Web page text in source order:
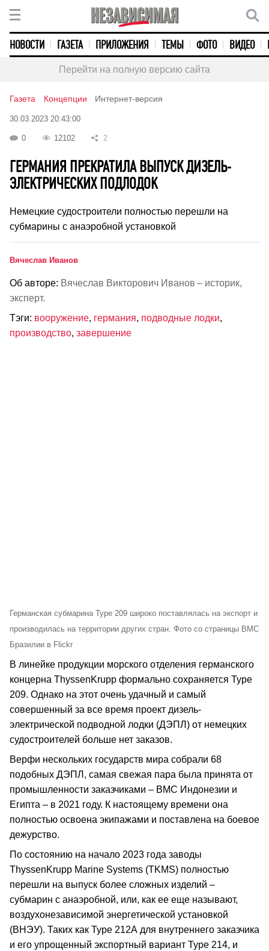
НОВОСТИ ГАЗЕТА ПРИЛОЖЕНИЯ ТЕМЫ ФОТО ВИДЕО
Перейти на полную версию сайта
Газета Концепции Интернет-версия
30.03.2023 20:43:00
0 12102 2
ГЕРМАНИЯ ПРЕКРАТИЛА ВЫПУСК ДИЗЕЛЬ-
ЭЛЕКТРИЧЕСКИХ ПОДЛОДОК
Немецкие судостроители полностью перешли на
субмарины с анаэробной установкой
Вячеслав Иванов
Об авторе: Вячеслав Викторович Иванов – историк,
эксперт.
Тэги: вооружение, германия, подводные лодки,
производство, завершение
Германская субмарина Type 209 широко поставлялась на экспорт и
производилась на территории других стран. Фото со страницы ВМС
Бразилии в Flickr
В линейке продукции морского отделения германского
концерна ThyssenKrupp формально сохраняется Type
209. Однако на этот очень удачный и самый
совершенный за все время проект дизель-
электрической подводной лодки (ДЭПЛ) от немецких
судостроителей больше нет заказов.
Верфи нескольких государств мира собрали 68
подобных ДЭПЛ, самая свежая пара была принята от
промышленности заказчиками – ВМС Индонезии и
Египта – в 2021 году. К настоящему времени она
полностью освоена экипажами и поставлена на боевое
дежурство.
По состоянию на начало 2023 года заводы
ThyssenKrupp Marine Systems (TKMS) полностью
перешли на выпуск более сложных изделий –
субмарин с анаэробной, или, как ее еще называют,
воздухонезависимой энергетической установкой
(ВНЭУ). Таких как Type 212А для внутреннего заказчика
и его упрощенный экспортный вариант Type 214, и